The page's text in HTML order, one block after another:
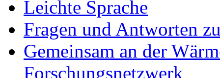
Leichte Sprache
Fragen und Antworten
Gemeinsam an der
Forschungsnetzwerk